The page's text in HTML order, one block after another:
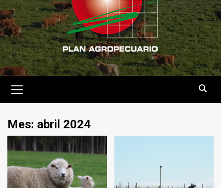
primario
Mes: abril 2024